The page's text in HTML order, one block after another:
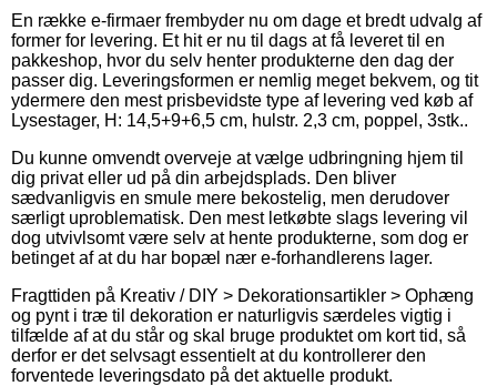
En række e-firmaer frembyder nu om dage et bredt udvalg af
former for levering. Et hit er nu til dags at få leveret til en
pakkeshop, hvor du selv henter produkterne den dag der
passer dig. Leveringsformen er nemlig meget bekvem, og tit
ydermere den mest prisbevidste type af levering ved køb af
Lysestager, H: 14,5+9+6,5 cm, hulstr. 2,3 cm, poppel, 3stk..
Du kunne omvendt overveje at vælge udbringning hjem til
dig privat eller ud på din arbejdsplads. Den bliver
sædvanligvis en smule mere bekostelig, men derudover
særligt uproblematisk. Den mest letkøbte slags levering vil
dog utvivlsomt være selv at hente produkterne, som dog er
betinget af at du har bopæl nær e-forhandlerens lager.
Fragttiden på Kreativ / DIY > Dekorationsartikler > Ophæng
og pynt i træ til dekoration er naturligvis særdeles vigtig i
tilfælde af at du står og skal bruge produktet om kort tid, så
derfor er det selvsagt essentielt at du kontrollerer den
forventede leveringsdato på det aktuelle produkt.